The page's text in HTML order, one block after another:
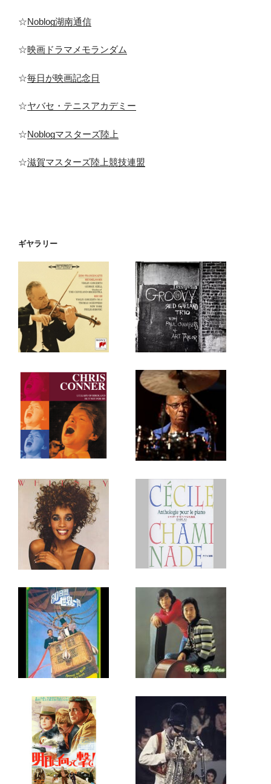
☆Noblog湖南通信
☆映画ドラマメモランダム
☆毎日が映画記念日
☆ヤバセ・テニスアカデミー
☆Noblogマスターズ陸上
☆滋賀マスターズ陸上競技連盟
ギヤラリー